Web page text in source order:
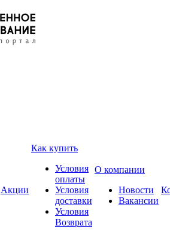
Акции
Как купить
Условия
оплаты
Условия
доставки
Условия
Возврата
О компании
Новости
Вакансии